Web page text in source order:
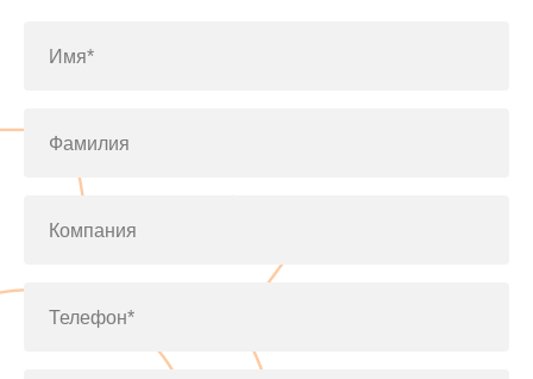
Имя*
Фамилия
Компания
Телефон*